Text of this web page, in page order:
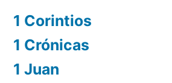
1 Corintios
1 Crónicas
1 Juan